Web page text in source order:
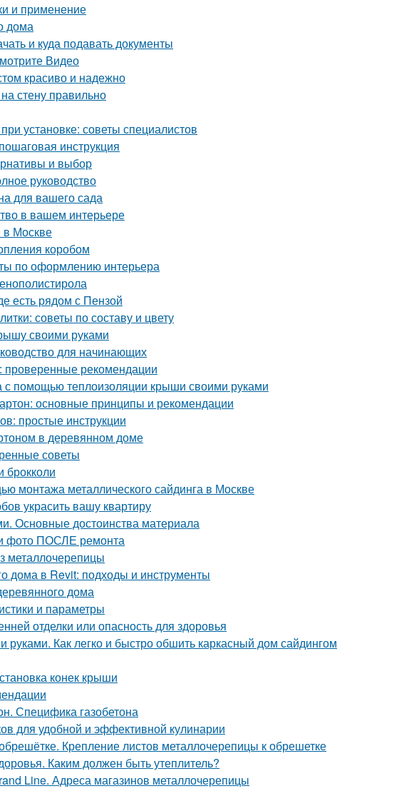
и применение
дома
и куда подавать документы
Видео
красиво и надежно
стену правильно
установке: советы специалистов
инструкция
и выбор
руководство
для вашего сада
в вашем интерьере
в Москве
коробом
по оформлению интерьера
есть рядом с Пензой
советы по составу и цвету
своими руками
для начинающих
проверенные рекомендации
с помощью теплоизоляции крыши своими руками
основные принципы и рекомендации
простые инструкции
в деревянном доме
советы
брокколи
монтажа металлического сайдинга в Москве
украсить вашу квартиру
Основные достоинства материала
фото ПОСЛЕ ремонта
металлочерепицы
дома в Revit: подходы и инструменты
дома
и параметры
отделки или опасность для здоровья
руками. Как легко и быстро обшить каркасный дом сайдингом
конек крыши
Специфика газобетона
для удобной и эффективной кулинарии
Крепление листов металлочерепицы к обрешетке
Каким должен быть утеплитель?
Line. Адреса магазинов металлочерепицы